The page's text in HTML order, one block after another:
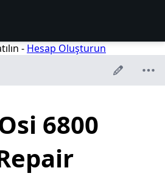
- Hesap Oluşturun
6800